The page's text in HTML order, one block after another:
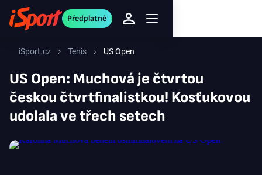
Předplatné
iSport.cz Tenis US Open
US Open: Muchová je čtvrtou
českou čtvrtfinalistkou! Kosťukovou
udolala ve třech setech